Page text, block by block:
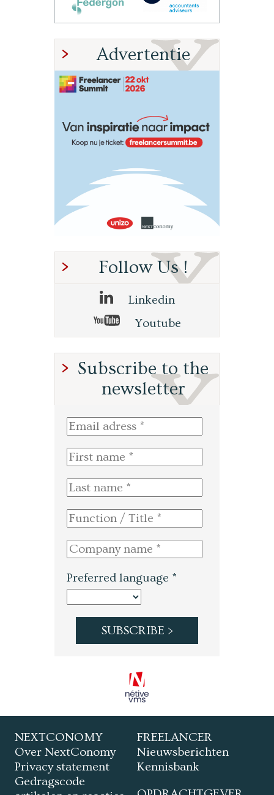
Advertentie
Follow Us !
Linkedin
Youtube
Subscribe to the
newsletter
Preferred language *
NEXTCONOMY
Over NextConomy
Privacy statement
Gedragscode
FREELANCER
Nieuwsberichten
Kennisbank